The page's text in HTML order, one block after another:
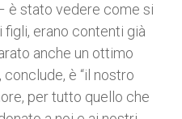
è stato vedere come si
erano contenti già
anche un ottimo
conclude, è “il nostro
per tutto quello che